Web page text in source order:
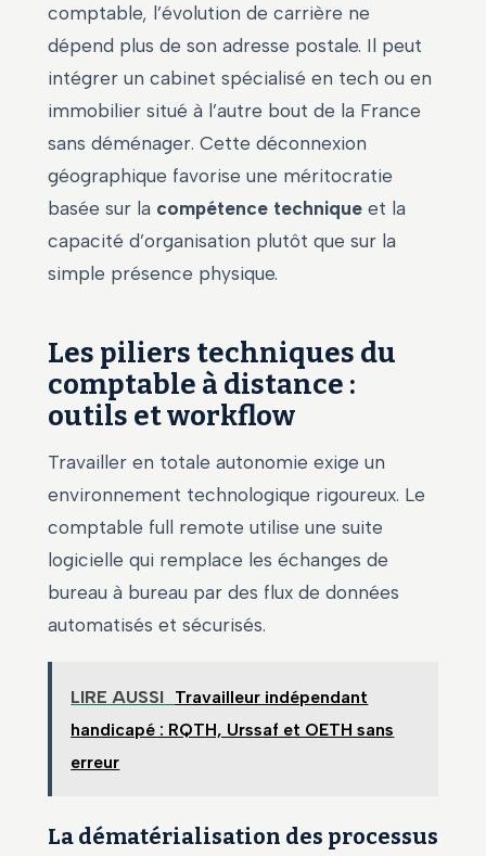
comptable, l’évolution de carrière ne
dépend plus de son adresse postale. Il peut
intégrer un cabinet spécialisé en tech ou en
immobilier situé à l’autre bout de la France
sans déménager. Cette déconnexion
géographique favorise une méritocratie
basée sur la compétence technique et la
capacité d’organisation plutôt que sur la
simple présence physique.
Les piliers techniques du
comptable à distance :
outils et workflow
Travailler en totale autonomie exige un
environnement technologique rigoureux. Le
comptable full remote utilise une suite
logicielle qui remplace les échanges de
bureau à bureau par des flux de données
automatisés et sécurisés.
LIRE AUSSI Travailleur indépendant
handicapé : RQTH, Urssaf et OETH sans
erreur
La dématérialisation des processus